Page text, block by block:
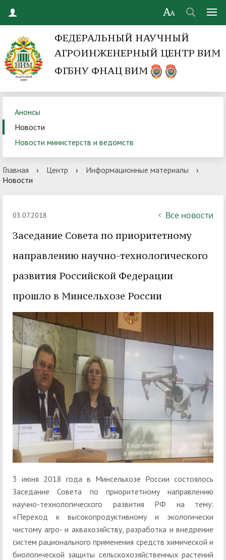
ФЕДЕРАЛЬНЫЙ НАУЧНЫЙ
АГРОИНЖЕНЕРНЫЙ ЦЕНТР ВИМ
ФГБНУ ФНАЦ ВИМ
Анонсы
Новости
Новости министерств и ведомств
Главная › Центр › Информационные материалы
›
Новости
03.07.2018 Все новости
Заседание Совета по приоритетному
направлению научно-технологического
развития Российской Федерации
прошло в Минсельхозе России
3 июня 2018 года в Минсельхозе России состоялось
Заседание Совета по приоритетному направлению
научно-технологического развития РФ на тему:
«Переход к высокопродуктивному и экологически
чистому агро- и аквахозяйству, разработка и внедрение
систем рационального применения средств химической и
биологической защиты сельскохозяйственных растений